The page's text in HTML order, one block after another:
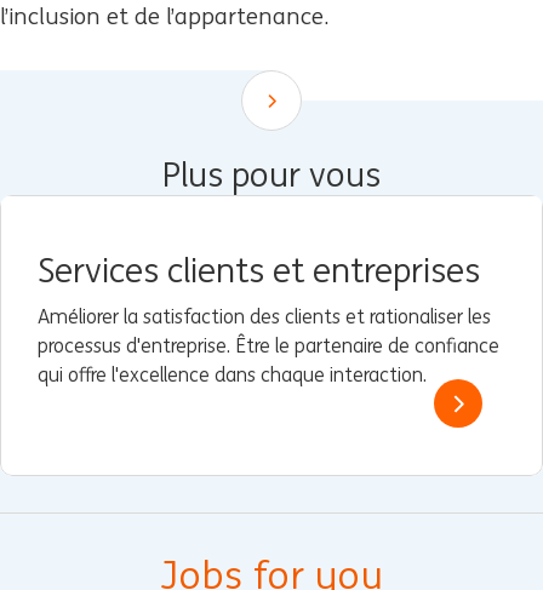
l’inclusion et de l’appartenance.
Scroll down
Plus pour vous
Services clients et entreprises
Améliorer la satisfaction des clients et rationaliser les
processus d'entreprise. Être le partenaire de confiance
qui offre l'excellence dans chaque interaction.
Jobs for you